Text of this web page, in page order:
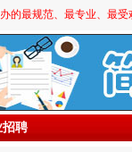
最规范、最专业、最
招聘